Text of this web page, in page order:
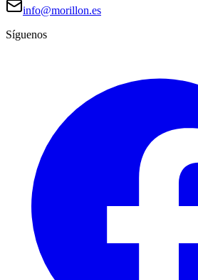
info@morillon.es
Síguenos